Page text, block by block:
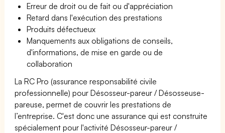
Erreur de droit ou de fait ou d'appréciation
Retard dans l'exécution des prestations
Produits défectueux
Manquements aux obligations de conseils,
d'informations, de mise en garde ou de
collaboration
La RC Pro (assurance responsabilité civile
professionnelle) pour Désosseur-pareur / Désosseuse-
pareuse, permet de couvrir les prestations de
l’entreprise. C'est donc une assurance qui est construite
spécialement pour l'activité Désosseur-pareur /